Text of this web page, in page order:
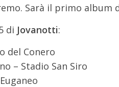
Sarà il primo album
di Jovanotti:
del Conero
– Stadio San Siro